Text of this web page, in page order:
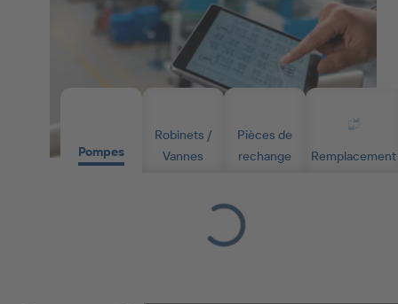
Pompes
Robinets /
Vannes
Pièces de
rechange
Remplacement
Loading...